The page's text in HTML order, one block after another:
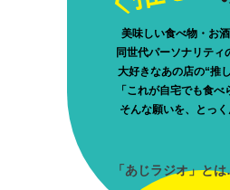
美味しい食べ物・お
同世代パーソナリティ
大好きなあの店の“推
「これが自宅でも食べ
そんな願いを、とっ
「あじラジオ」と